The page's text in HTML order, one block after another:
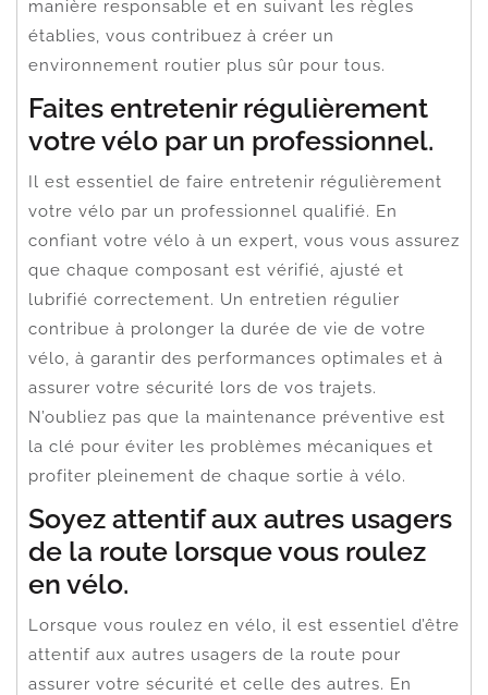
manière responsable et en suivant les règles
établies, vous contribuez à créer un
environnement routier plus sûr pour tous.
Faites entretenir régulièrement
votre vélo par un professionnel.
Il est essentiel de faire entretenir régulièrement
votre vélo par un professionnel qualifié. En
confiant votre vélo à un expert, vous vous assurez
que chaque composant est vérifié, ajusté et
lubrifié correctement. Un entretien régulier
contribue à prolonger la durée de vie de votre
vélo, à garantir des performances optimales et à
assurer votre sécurité lors de vos trajets.
N’oubliez pas que la maintenance préventive est
la clé pour éviter les problèmes mécaniques et
profiter pleinement de chaque sortie à vélo.
Soyez attentif aux autres usagers
de la route lorsque vous roulez
en vélo.
Lorsque vous roulez en vélo, il est essentiel d’être
attentif aux autres usagers de la route pour
assurer votre sécurité et celle des autres. En